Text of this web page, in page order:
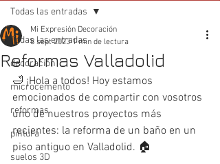
Todas las entradas
decoración
microcemento
reformas
pintura
suelos 3D
Todas las entradas
Reformas Valladolid
Mi Expresión Decoración
8 sept 2023 1 min de lectura
🛁 ¡Hola a todos! Hoy estamos
emocionados de compartir con vosotros
uno de nuestros proyectos más
recientes: la reforma de un baño en un
piso antiguo en Valladolid. 🏠